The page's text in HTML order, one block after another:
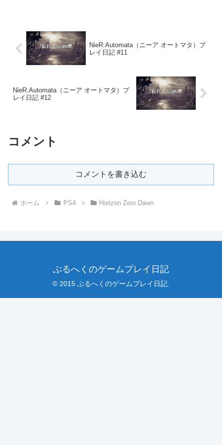
NieR:Automata（ニーア オートマタ）プ
レイ日記 #11
NieR:Automata（ニーア オートマタ）プ
レイ日記 #12
コメント
コメントを書き込む
ホーム PS4 Horizon Zero Dawn
ぶるへくのゲームプレイ日記
© 2015 ぶるへくのゲームプレイ日記.